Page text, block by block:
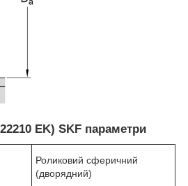
EK) SKF параметри
Роликовий сферичний
(дворядний)